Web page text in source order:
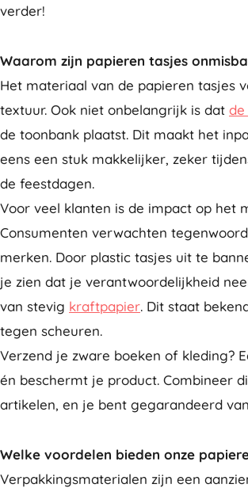
verder!
Waarom zijn papieren tasjes
Het materiaal van de papieren tasjes
textuur. Ook niet onbelangrijk is dat de
de toonbank plaatst. Dit maakt het
eens een stuk makkelijker, zeker
de feestdagen.
Voor veel klanten is de impact op het
Consumenten verwachten
merken. Door plastic tasjes uit te
je zien dat je verantwoordelijkheid
van stevig kraftpapier. Dit staat
tegen scheuren.
Verzend je zware boeken of kleding?
én beschermt je product. Combineer
artikelen, en je bent gegarandeerd
Welke voordelen bieden onze
Verpakkingsmaterialen zijn een